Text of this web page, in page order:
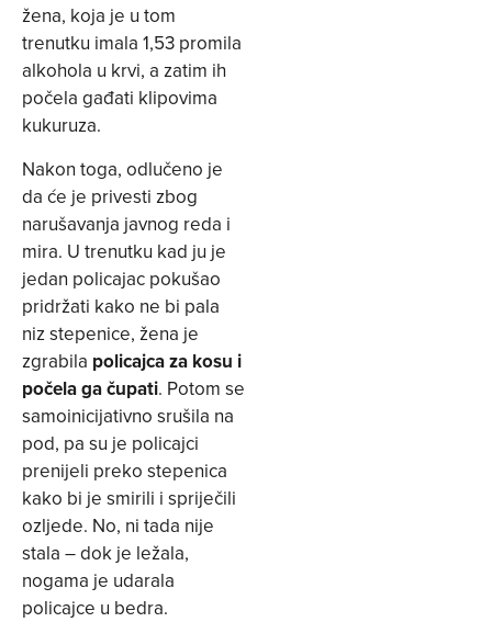
žena, koja je u tom
trenutku imala 1,53 promila
alkohola u krvi, a zatim ih
počela gađati klipovima
kukuruza.
Nakon toga, odlučeno je
da će je privesti zbog
narušavanja javnog reda i
mira. U trenutku kad ju je
jedan policajac pokušao
pridržati kako ne bi pala
niz stepenice, žena je
zgrabila policajca za kosu i
počela ga čupati. Potom se
samoinicijativno srušila na
pod, pa su je policajci
prenijeli preko stepenica
kako bi je smirili i spriječili
ozljede. No, ni tada nije
stala – dok je ležala,
nogama je udarala
policajce u bedra.